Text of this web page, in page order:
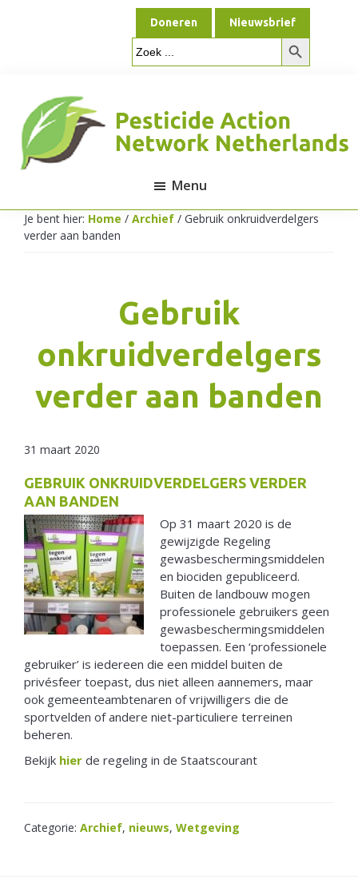
Doneren Nieuwsbrief
Zoek
naar:
Zoekknop
Pesticide
Netherlands
Menu
Je bent hier: Home / Archief / Gebruik onkruidverdelgers
verder aan banden
Gebruik
onkruidverdelgers
verder aan banden
31 maart 2020
GEBRUIK ONKRUIDVERDELGERS VERDER
AAN BANDEN
Op 31 maart 2020 is de
gewijzigde Regeling
gewasbeschermingsmiddelen
en biociden gepubliceerd.
Buiten de landbouw mogen
professionele gebruikers geen
gewasbeschermingsmiddelen
toepassen. Een ‘professionele
gebruiker’ is iedereen die een middel buiten de
privésfeer toepast, dus niet alleen aannemers, maar
ook gemeenteambtenaren of vrijwilligers die de
sportvelden of andere niet-particuliere terreinen
beheren.
Bekijk hier de regeling in de Staatscourant
Categorie: Archief, nieuws, Wetgeving